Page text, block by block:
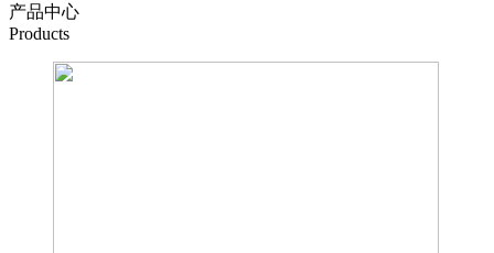
产品中心
Products